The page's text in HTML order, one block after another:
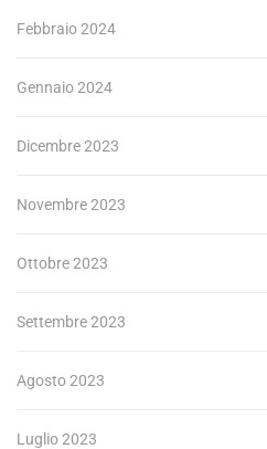
Febbraio 2024
Gennaio 2024
Dicembre 2023
Novembre 2023
Ottobre 2023
Settembre 2023
Agosto 2023
Luglio 2023